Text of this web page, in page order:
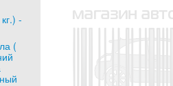
-
(